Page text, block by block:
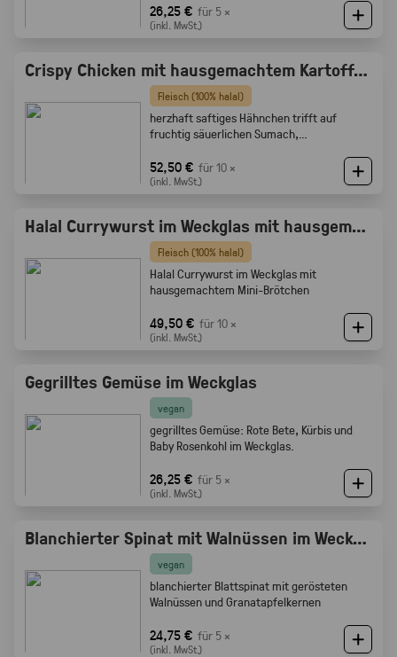
26,25 € für 5 ×
(inkl. MwSt.)
Crispy Chicken mit hausgemachtem Kartoffelsalat
Fleisch (100% halal)
herzhaft saftiges Hähnchen trifft auf
fruchtig säuerlichen Sumach,
Röstaromen vom knusprigen Brot
52,50 € für 10 ×
(inkl. MwSt.)
Halal Currywurst im Weckglas mit hausgemachtem Mini-Brötchen
Fleisch (100% halal)
Halal Currywurst im Weckglas mit
hausgemachtem Mini-Brötchen
49,50 € für 10 ×
(inkl. MwSt.)
Gegrilltes Gemüse im Weckglas
vegan
gegrilltes Gemüse: Rote Bete, Kürbis und
Baby Rosenkohl im Weckglas.
26,25 € für 5 ×
(inkl. MwSt.)
Blanchierter Spinat mit Walnüssen im Weckglas
vegan
blanchierter Blattspinat mit gerösteten
Walnüssen und Granatapfelkernen
24,75 € für 5 ×
(inkl. MwSt.)